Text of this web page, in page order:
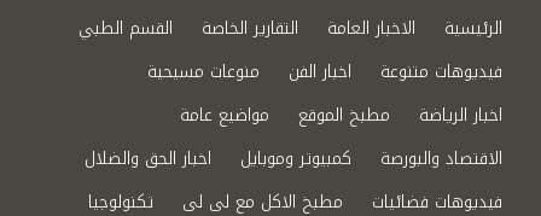
الرئيسية الاخبار العامة التقارير الخاصة
القسم الطبي
فيديوهات متنوعة
اخبار الفن
منوعات مسيحية
اخبار الرياضة
مطبخ الموقع
مواضيع عامة
الاقتصاد والبورصة
كمبيوتر وموبايل
اخبار الحق والضلال
فيديوهات فضائيات
مطبخ الاكل مع لى لى
تكنولوجيا